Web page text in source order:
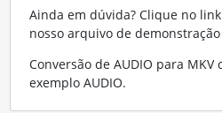
Ainda em dúvida? Clique no
nosso arquivo de
Conversão de AUDIO para
exemplo AUDIO.